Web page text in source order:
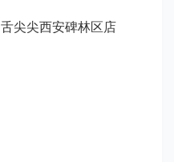
舌尖尖西安碑林区店